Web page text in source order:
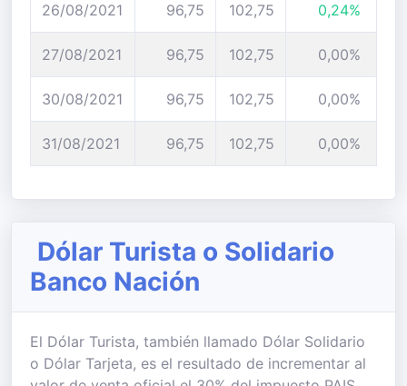
26/08/2021 96,75 102,75 0,24%
27/08/2021 96,75 102,75 0,00%
30/08/2021 96,75 102,75 0,00%
31/08/2021 96,75 102,75 0,00%
Dólar Turista o Solidario
Banco Nación
El Dólar Turista, también llamado Dólar Solidario
o Dólar Tarjeta, es el resultado de incrementar al